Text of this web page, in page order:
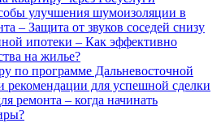
улучшения шумоизоляции в
– Защита от звуков соседей снизу
ипотеки – Как эффективно
на жилье?
по программе Дальневосточной
рекомендации для успешной сделки
ремонта – когда начинать